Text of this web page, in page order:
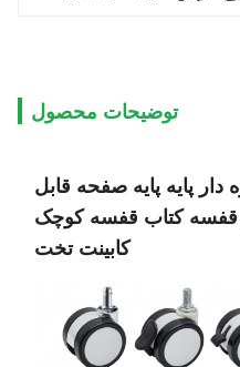
توضیحات محصول
دار پایه پایه صفحه قابل
قفسه کتاب قفسه کوچک
کابینت تخت